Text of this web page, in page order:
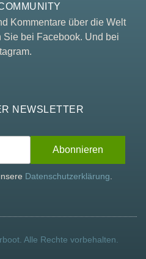
Kommentare über die Welt
Sie bei Facebook. Und bei
NEWSLETTER
Datenschutzerklärung
Alle Rechte vorbehalten.